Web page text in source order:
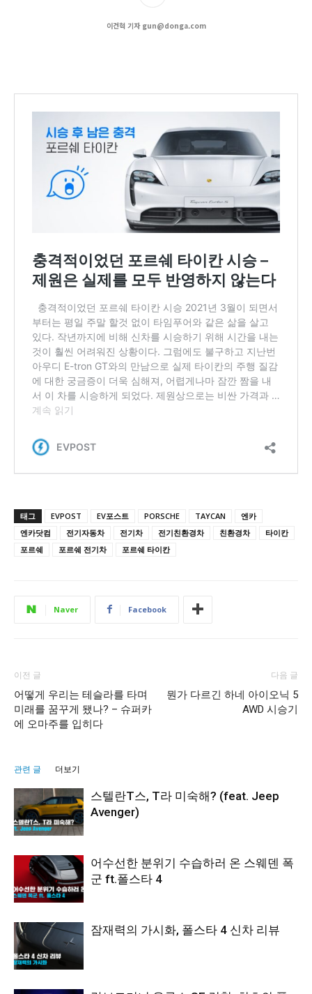
이건혁 기자 gun@donga.com
태그 EVPOST EV포스트 PORSCHE TAYCAN
엔카
엔카닷컴
전기자동차 전기차 전기친환경차 친환경차
타이칸
포르쉐
포르쉐 전기차 포르쉐 타이칸
Naver Facebook
이전 글
어떻게 우리는 테슬라를 타며
미래를 꿈꾸게 됐나? – 슈퍼카
에 오마주를 입히다
다음 글
뭔가 다르긴 하네 아이오닉 5
AWD 시승기
관련 글 더보기
스텔란T스, T라 미숙해? (feat. Jeep
Avenger)
어수선한 분위기 수습하러 온 스웨덴 폭
군 ft.폴스타 4
잠재력의 가시화, 폴스타 4 신차 리뷰